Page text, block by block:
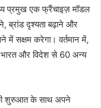
प्रमुख एक फ्रैंचाइज़ मॉडल
ब्रांड दृश्यता बढ़ाने और
में सक्षम करेगा। वर्तमान में,
और विदेश से 60 अन्य
शुरुआत के साथ अपने